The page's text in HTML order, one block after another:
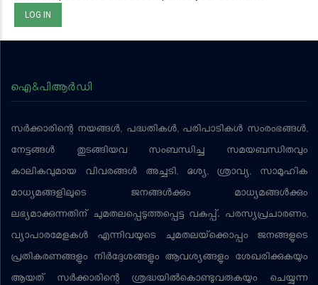
ഐ&പിആര്‍ഡി
സര്‍ക്കാരിന്റെ നയങ്ങള്‍, പദ്ധതികള്‍, പരിപാടികള്‍ സംരംഭങ്ങള്‍,
നേട്ടങ്ങള്‍ തുടങ്ങിയവ സംബന്ധിച്ച സമയബന്ധിതവും
കാലികവുമായ വിവരങ്ങള്‍ അച്ചടി, ദൃശ്യ, ശ്രാവ്യ, സാമൂഹിക
മാധ്യമങ്ങളിലൂടെ ജനങ്ങള്‍ക്കും മാധ്യമങ്ങള്‍ക്കും
ലഭ്യമാക്കുന്നതിന് ചുമതലപ്പെടുത്തപ്പെട്ട വകുപ്പ്. പരസ്യപ്രചാരണം,
വ്യാപാരമേളകള്‍ എന്നിവയുടെ ചുമതലയ്‌ക്കൊപ്പം ജനങ്ങളുടെ
പ്രതികരണങ്ങളും നിര്‍ദ്ദേശങ്ങളും ആവശ്യങ്ങളും ശേഖരിക്കുകയും
ആയത് സര്‍ക്കാരിന്റെ ശ്രദ്ധയില്‍കൊണ്ടുവരുകയും ചെയ്യുന്ന